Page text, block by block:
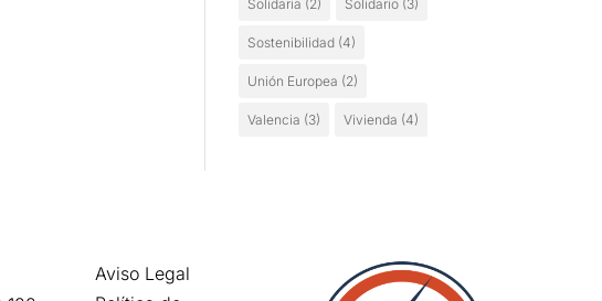
Solidaria (2) Solidario (3)
Sostenibilidad (4)
Unión Europea (2)
Valencia (3) Vivienda (4)
Aviso Legal